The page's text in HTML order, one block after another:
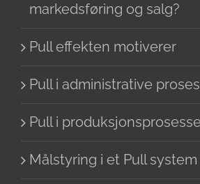
markedsføring og salg?
Pull effekten motiverer
Pull i administrative
Pull i
Målstyring i et Pull system